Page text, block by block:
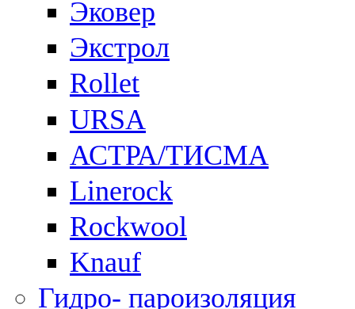
Эковер
Экстрол
Rollet
URSA
АСТРА/ТИСМА
Linerock
Rockwool
Knauf
Гидро- пароизоляция